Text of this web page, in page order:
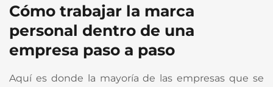
Cómo trabajar la marca
personal dentro de una
empresa paso a paso
Aquí es donde la mayoría de las empresas que se